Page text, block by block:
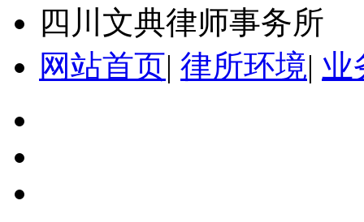
四川文典律师事务所
网站首页| 律所环境| 业